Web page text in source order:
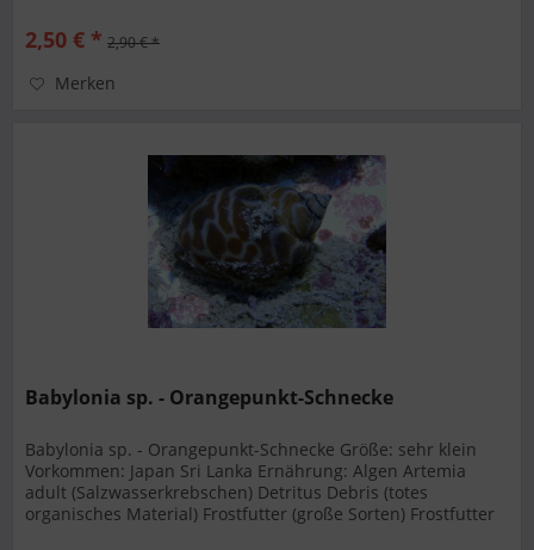
2,50 € * 2,90 € *
Merken
Babylonia sp. - Orangepunkt-Schnecke
Babylonia sp. - Orangepunkt-Schnecke Größe: sehr klein
Vorkommen: Japan Sri Lanka Ernährung: Algen Artemia
adult (Salzwasserkrebschen) Detritus Debris (totes
organisches Material) Frostfutter (große Sorten) Frostfutter